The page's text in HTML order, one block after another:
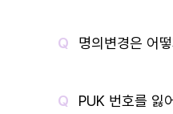
명의변경은 어
PUK 번호를 잃